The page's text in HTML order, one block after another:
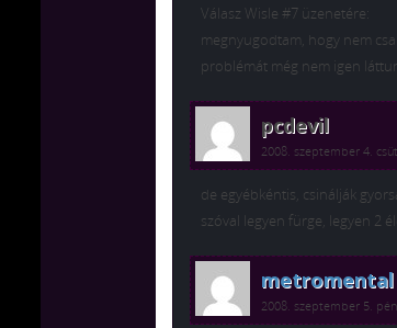
Válasz Wisle #7 üzenetére:
megnyugodtam, hogy nem
problémát még nem igen
pcdevil
2008. szeptember 4.
de egyébkéntis, csinálják
szóval legyen fürge, legyen 2
metromental
2008. szeptember 5.